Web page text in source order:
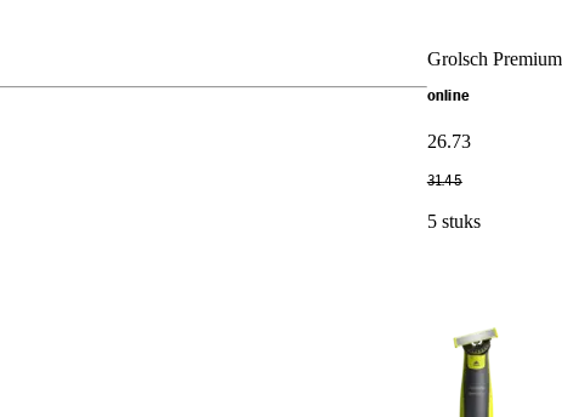
Grolsch
online
26.73
31.45
5 stuks